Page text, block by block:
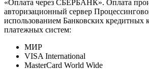
«Оплата через СБЕРБАНК». Оплата
авторизационный сервер
использованием Банковских кредитных
платежных систем:
МИР
VISA International
MasterCard World Wide